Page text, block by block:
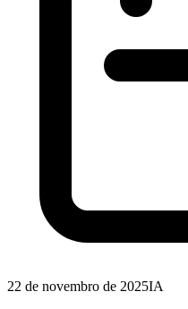
22 de novembro de 2025IA